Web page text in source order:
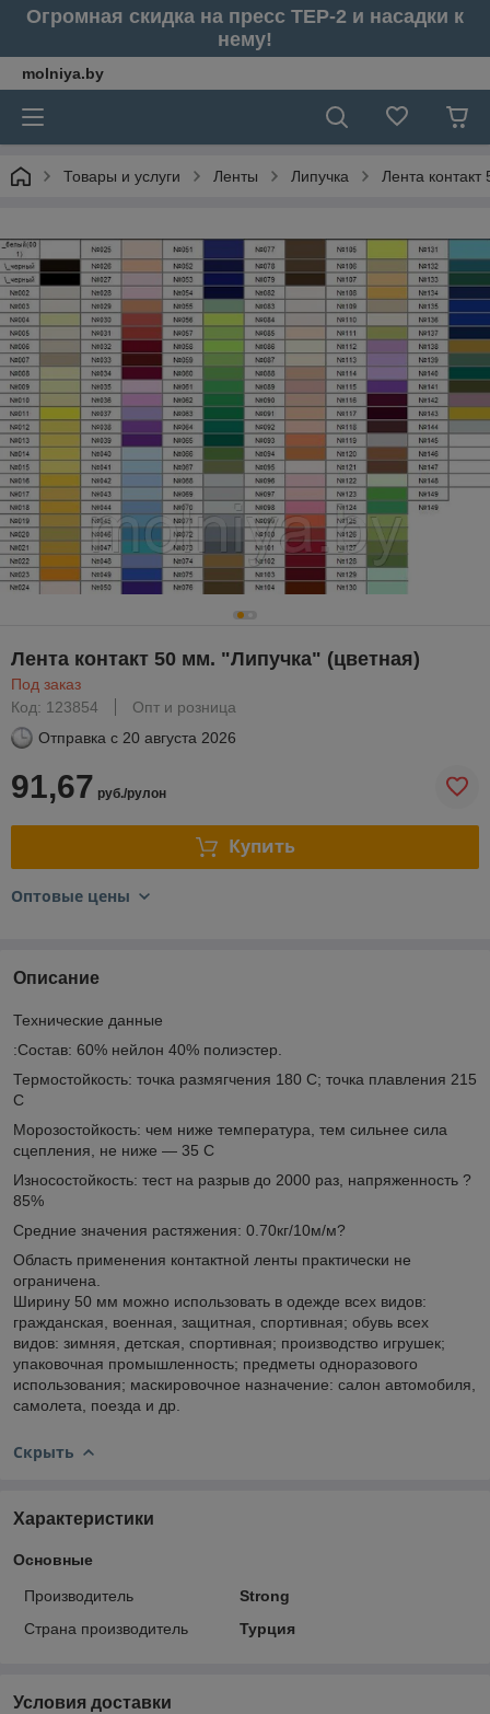
Огромная скидка на пресс ТЕР-2 и насадки к
нему!
molniya.by
Товары и услуги Ленты Липучка Лента
Лента контакт 50 мм. "Липучка" (цветная)
Под заказ
Код: 123854
Опт и розница
Отправка с 20 августа 2026
91,67 руб./рулон
Купить
Оптовые цены
Описание
Технические данные
:Состав: 60% нейлон 40% полиэстер.
Термостойкость: точка размягчения 180 С; точка плавления 215
С
Морозостойкость: чем ниже температура, тем сильнее сила
сцепления, не ниже — 35 С
Износостойкость: тест на разрыв до 2000 раз, напряженность ?
85%
Средние значения растяжения: 0.70кг/10м/м?
Область применения контактной ленты практически не
ограничена.
Ширину 50 мм можно использовать в одежде всех видов:
гражданская, военная, защитная, спортивная; обувь всех
видов: зимняя, детская, спортивная; производство игрушек;
упаковочная промышленность; предметы одноразового
использования; маскировочное назначение: салон автомобиля,
самолета, поезда и др.
Скрыть
Характеристики
Основные
Производитель
Strong
Страна производитель
Турция
Условия доставки